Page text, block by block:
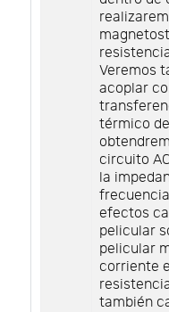
Veremos
acoplar
térmico
circuito
la
efectos
pelicular
pelicular
corriente
también